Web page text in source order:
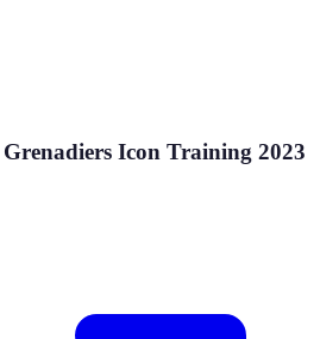
Grenadiers Icon Training 2023